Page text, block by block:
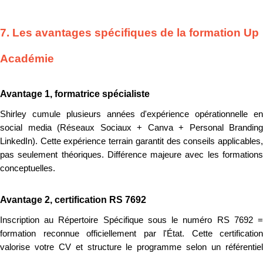
7. Les avantages spécifiques de la formation Up
Académie
Avantage 1, formatrice spécialiste
Shirley cumule plusieurs années d'expérience opérationnelle en
social media (Réseaux Sociaux + Canva + Personal Branding
LinkedIn). Cette expérience terrain garantit des conseils applicables,
pas seulement théoriques. Différence majeure avec les formations
conceptuelles.
Avantage 2, certification RS 7692
Inscription au Répertoire Spécifique sous le numéro RS 7692 =
formation reconnue officiellement par l'État. Cette certification
valorise votre CV et structure le programme selon un référentiel